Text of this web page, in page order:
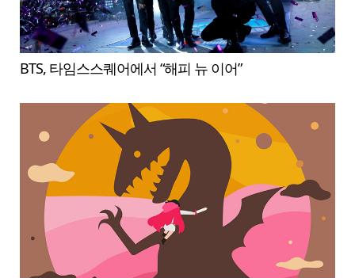
BTS, 타임스스퀘어에서 “해피 뉴 이어”